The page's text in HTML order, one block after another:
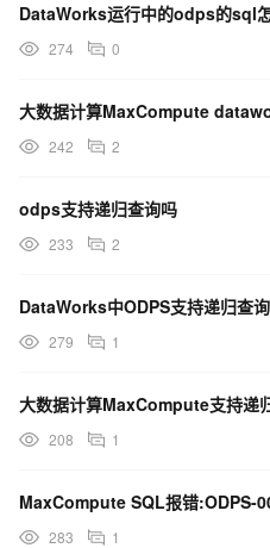
274 0
242 2
odps支持递归查询吗
233 2
DataWorks中ODPS支持递归查
279 1
大数据计算MaxCompute支持递
208 1
MaxCompute SQL报错:ODPS-
283 1